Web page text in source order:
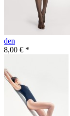
den
8,00 € *